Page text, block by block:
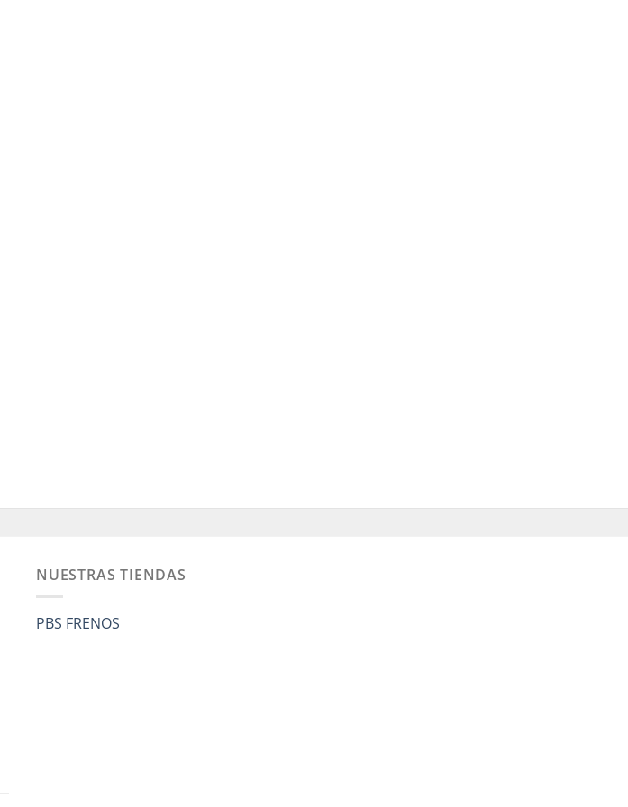
NUESTRAS TIENDAS
PBS FRENOS